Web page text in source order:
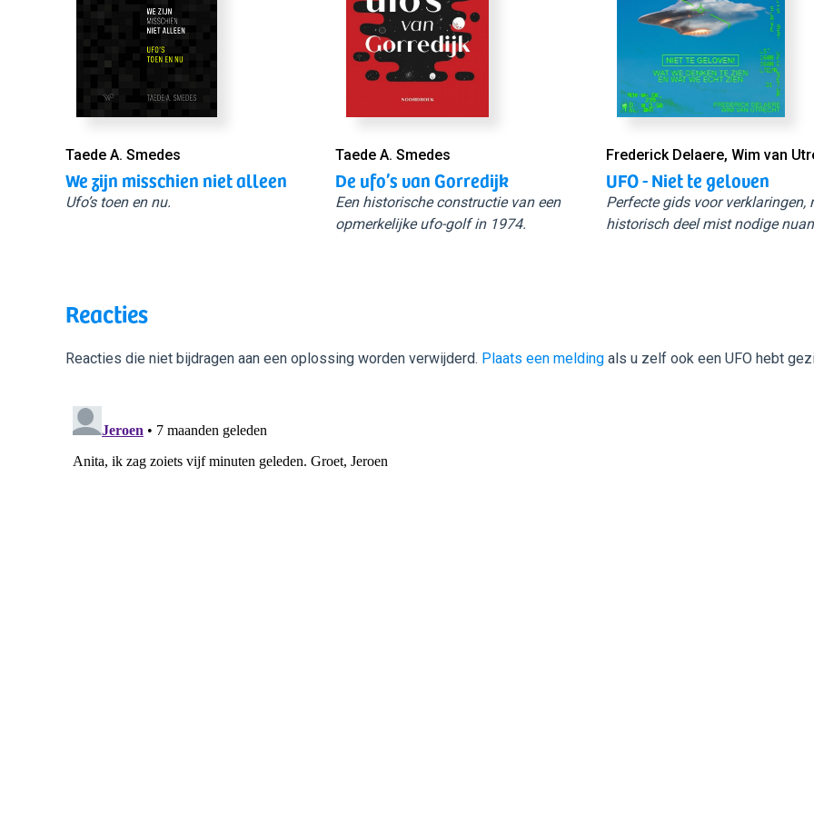
Taede A. Smedes
We zijn misschien niet alleen
Ufo’s toen en nu.
Taede A. Smedes
De ufo’s van Gorredijk
Een historische constructie van een
opmerkelijke ufo-golf in 1974.
Frederick Delaere, Wim van
UFO - Niet te geloven
Perfecte gids voor verklaringen,
historisch deel mist nodige
Reacties
Reacties die niet bijdragen aan een oplossing worden verwijderd. Plaats een melding als u zelf ook een UFO hebt